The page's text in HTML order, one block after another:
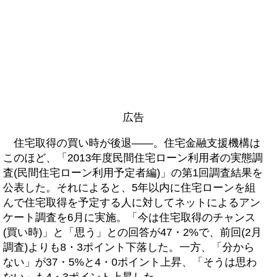
広告
住宅取得の買い時が後退――。住宅金融支援機構は
このほど、「2013年度民間住宅ローン利用者の実態調
査(民間住宅ローン利用予定者編)」の第1回調査結果を
公表した。それによると、5年以内に住宅ローンを組
んで住宅取得を予定する人に対してネットによるアン
ケート調査を6月に実施。「今は住宅取得のチャンス
(買い時)」と「思う」との回答が47・2%で、前回(2月
調査)よりも8・3ポイント下落した。一方、「分から
ない」が37・5%と4・0ポイント上昇、「そうは思わ